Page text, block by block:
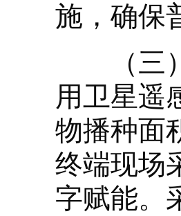
施，确保
（三）
用卫星遥
物播种面
终端现场
字赋能。